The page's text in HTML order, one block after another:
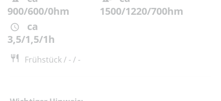
900/600/0hm
1500/1220/700hm
ca
3,5/1,5/1h
Frühstück / - / -